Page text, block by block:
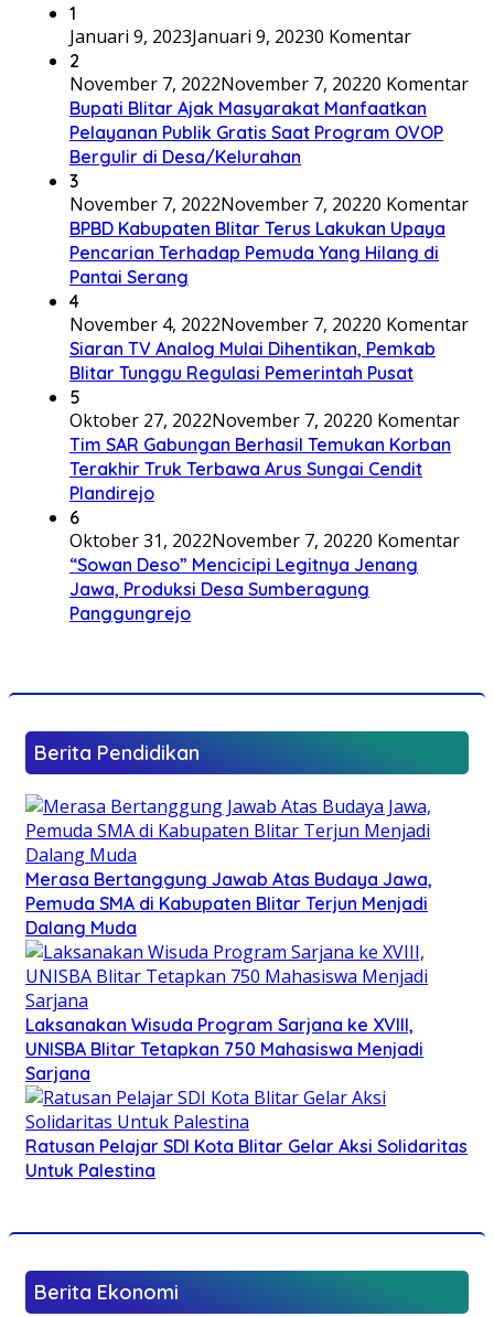
1
Januari 9, 2023Januari 9, 20230 Komentar
2
November 7, 2022November 7, 20220 Komentar
Bupati Blitar Ajak Masyarakat Manfaatkan
Pelayanan Publik Gratis Saat Program OVOP
Bergulir di Desa/Kelurahan
3
November 7, 2022November 7, 20220 Komentar
BPBD Kabupaten Blitar Terus Lakukan Upaya
Pencarian Terhadap Pemuda Yang Hilang di
Pantai Serang
4
November 4, 2022November 7, 20220 Komentar
Siaran TV Analog Mulai Dihentikan, Pemkab
Blitar Tunggu Regulasi Pemerintah Pusat
5
Oktober 27, 2022November 7, 20220 Komentar
Tim SAR Gabungan Berhasil Temukan Korban
Terakhir Truk Terbawa Arus Sungai Cendit
Plandirejo
6
Oktober 31, 2022November 7, 20220 Komentar
“Sowan Deso” Mencicipi Legitnya Jenang
Jawa, Produksi Desa Sumberagung
Panggungrejo
Berita Pendidikan
Merasa Bertanggung Jawab Atas Budaya Jawa,
Pemuda SMA di Kabupaten Blitar Terjun Menjadi
Dalang Muda
Laksanakan Wisuda Program Sarjana ke XVIII,
UNISBA Blitar Tetapkan 750 Mahasiswa Menjadi
Sarjana
Ratusan Pelajar SDI Kota Blitar Gelar Aksi Solidaritas
Untuk Palestina
Berita Ekonomi